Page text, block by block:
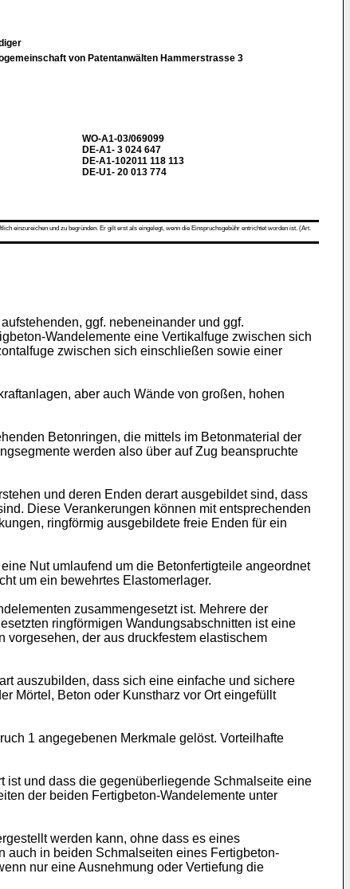
von Patentanwälten Hammerstrasse 3
WO-A1-03/069099
DE-A1- 3 024 647
DE-A1-102011 118 113
DE-U1- 20 013 774
einzureichen und zu begründen. Er gilt erst als eingelegt, wenn die Einspruchsgebühr entrichtet worden ist. (Art.
ggf. nebeneinander und ggf.
Wandelemente eine Vertikalfuge zwischen sich
zwischen sich einschließen sowie einer
aber auch Wände von großen, hohen
Betonringen, die mittels im Betonmaterial der
werden also über auf Zug beanspruchte
und deren Enden derart ausgebildet sind, dass
Diese Verankerungen können mit entsprechenden
ringförmig ausgebildete freie Enden für ein
Nut umlaufend um die Betonfertigteile angeordnet
um ein bewehrtes Elastomerlager.
zusammengesetzt ist. Mehrere der
ringförmigen Wandungsabschnitten ist eine
vorgesehen, der aus druckfestem elastischem
auszubilden, dass sich eine einfache und sichere
Mörtel, Beton oder Kunstharz vor Ort eingefüllt
1 angegebenen Merkmale gelöst. Vorteilhafte
ist und dass die gegenüberliegende Schmalseite eine
der beiden Fertigbeton-Wandelemente unter
werden kann, ohne dass es eines
auch in beiden Schmalseiten eines Fertigbeton-
nur eine Ausnehmung oder Vertiefung die